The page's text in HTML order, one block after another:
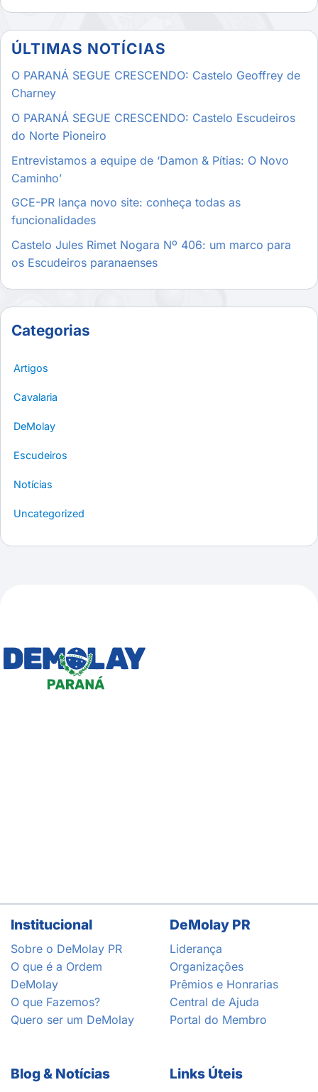
ÚLTIMAS NOTÍCIAS
O PARANÁ SEGUE CRESCENDO: Castelo Geoffrey de
Charney
O PARANÁ SEGUE CRESCENDO: Castelo Escudeiros
do Norte Pioneiro
Entrevistamos a equipe de ‘Damon & Pítias: O Novo
Caminho’
GCE-PR lança novo site: conheça todas as
funcionalidades
Castelo Jules Rimet Nogara Nº 406: um marco para
os Escudeiros paranaenses
Categorias
Artigos
Cavalaria
DeMolay
Escudeiros
Notícias
Uncategorized
Institucional
Sobre o DeMolay PR
O que é a Ordem
DeMolay
O que Fazemos?
Quero ser um DeMolay
DeMolay PR
Liderança
Organizações
Prêmios e Honrarias
Central de Ajuda
Portal do Membro
Blog & Notícias Links Úteis